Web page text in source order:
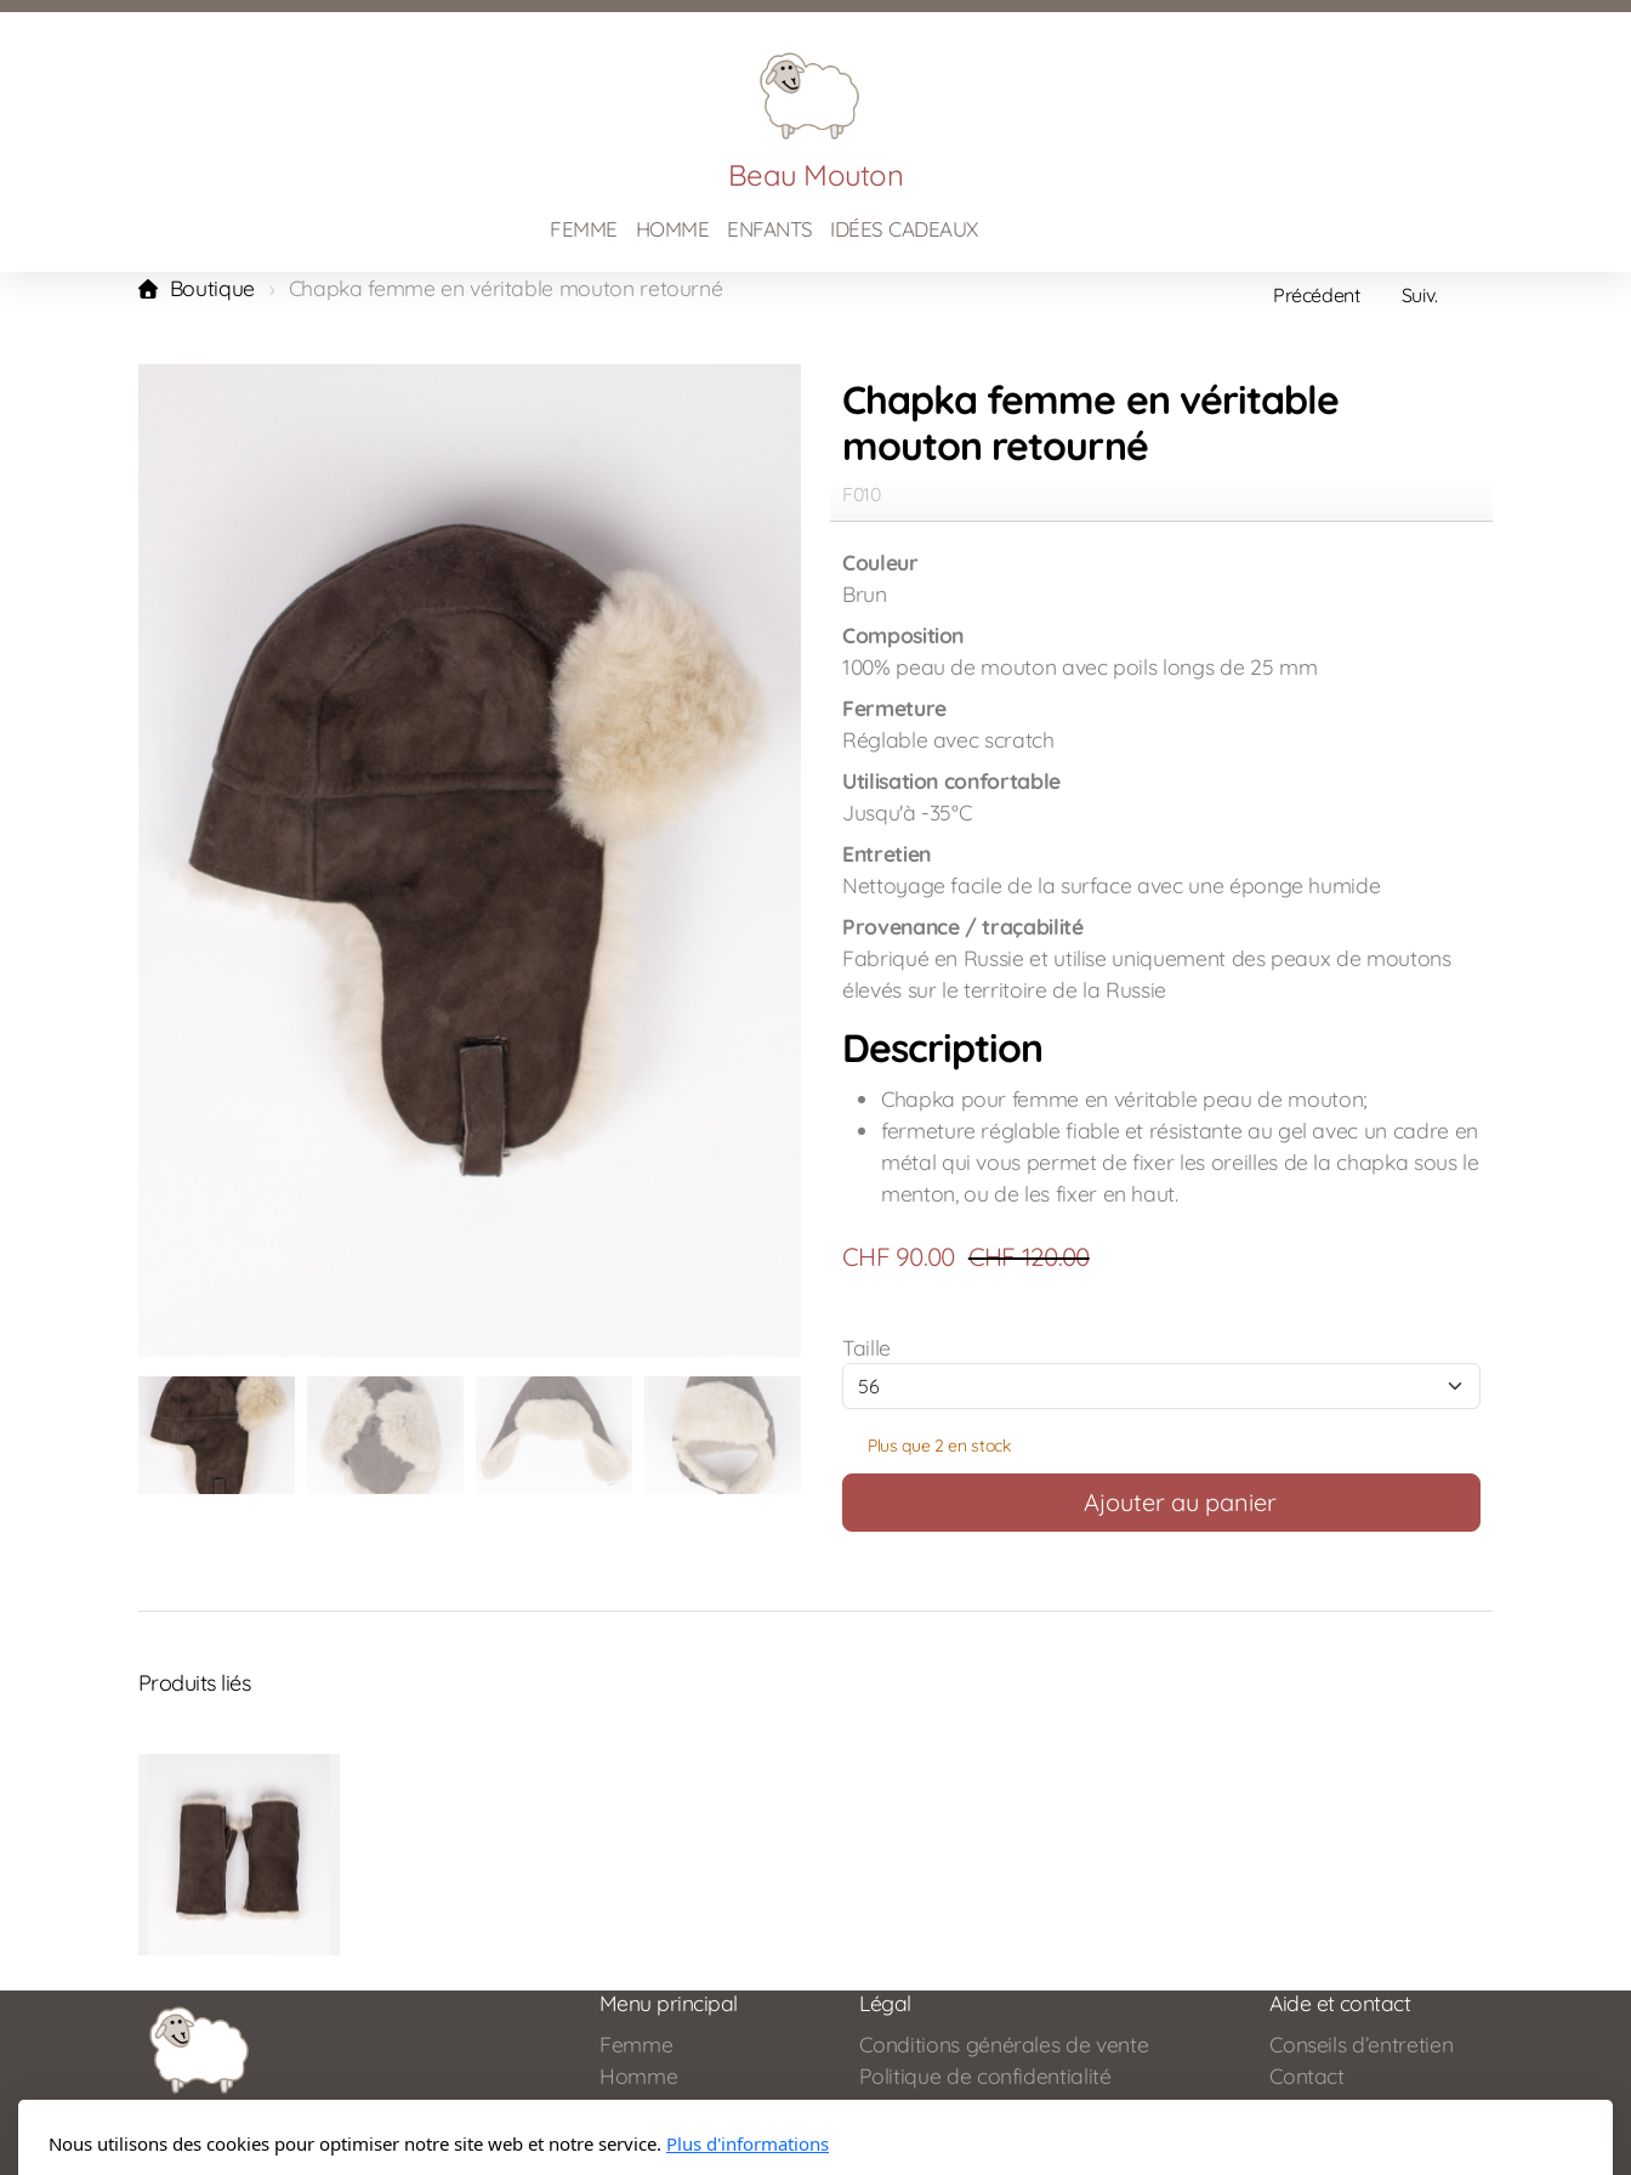
Beau Mouton
FEMME HOMME ENFANTS IDÉES CADEAUX
Précédent Suiv.
Boutique Chapka femme en véritable mouton retourné
Chapka femme en véritable
mouton retourné
F010
Couleur
Brun
Composition
100% peau de mouton avec poils longs de 25 mm
Fermeture
Réglable avec scratch
Utilisation confortable
Jusqu'à -35°C
Entretien
Nettoyage facile de la surface avec une éponge humide
Provenance / traçabilité
Fabriqué en Russie et utilise uniquement des peaux de moutons
élevés sur le territoire de la Russie
Description
Chapka pour femme en véritable peau de mouton;
fermeture réglable fiable et résistante au gel avec un cadre en
métal qui vous permet de fixer les oreilles de la chapka sous le
menton, ou de les fixer en haut.
CHF 90.00 CHF120.00
Taille
Plus que 2 en stock
Ajouter au panier
Produits liés
Beau Mouton
Menu principal
Femme
Homme
Enfants
Idées cadeaux
Légal
Conditions générales de vente
Politique de confidentialité
Livraisons et retours
Aide et contact
Conseils d’entretien
Contact
Nous utilisons des cookies pour optimiser notre site web et notre service. Plus d'informations